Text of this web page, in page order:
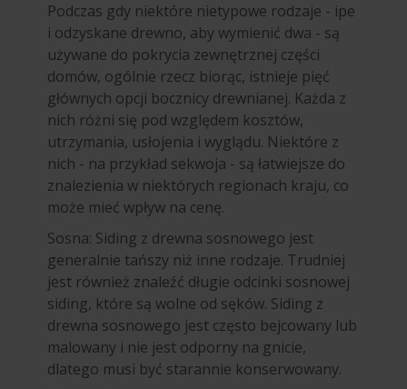
Podczas gdy niektóre nietypowe rodzaje - ipe
i odzyskane drewno, aby wymienić dwa - są
używane do pokrycia zewnętrznej części
domów, ogólnie rzecz biorąc, istnieje pięć
głównych opcji bocznicy drewnianej. Każda z
nich różni się pod względem kosztów,
utrzymania, usłojenia i wyglądu. Niektóre z
nich - na przykład sekwoja - są łatwiejsze do
znalezienia w niektórych regionach kraju, co
może mieć wpływ na cenę.
Sosna: Siding z drewna sosnowego jest
generalnie tańszy niż inne rodzaje. Trudniej
jest również znaleźć długie odcinki sosnowej
siding, które są wolne od sęków. Siding z
drewna sosnowego jest często bejcowany lub
malowany i nie jest odporny na gnicie,
dlatego musi być starannie konserwowany.